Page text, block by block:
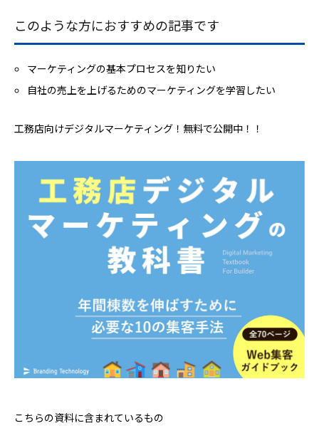
このような方におすすめの記事です
マーケティングの基本プロセスを知りたい
自社の売上を上げるためのマーケティングを学習したい
工務店向けデジタルマーケティング！無料で公開中！！
こちらの資料に含まれているもの